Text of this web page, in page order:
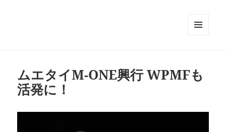
ムエタイM-ONE興行 WPMFも
活発に！